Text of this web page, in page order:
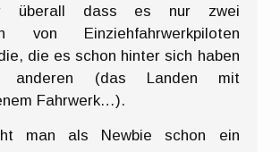
überall dass es nur zwei
von Einziehfahrwerkpiloten
die es schon hinter sich haben
anderen (das Landen mit
Fahrwerk…).
man als Newbie schon ein